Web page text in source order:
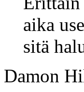
aika
sitä
Damon